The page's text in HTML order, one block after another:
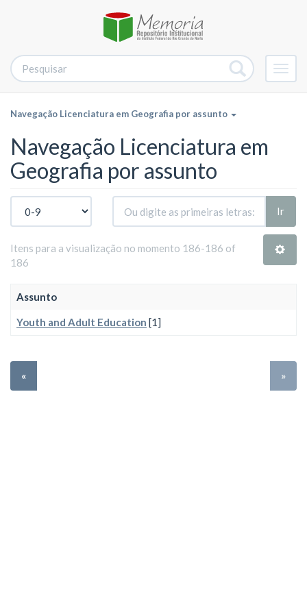
Navegação Licenciatura em Geografia por assunto
Navegação Licenciatura em
Geografia por assunto
Ir
Itens para a visualização no momento 186-186 of
186
Assunto
Youth and Adult Education [1]
« »